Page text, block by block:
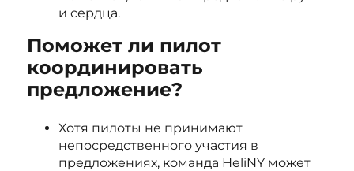
и сердца.
Поможет ли пилот
координировать
предложение?
Хотя пилоты не принимают
непосредственного участия в
предложениях, команда HeliNY может